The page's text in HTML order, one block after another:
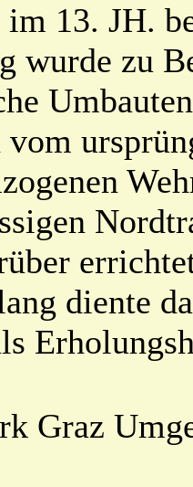
13. JH.
wurde zu
vom
diente
Graz